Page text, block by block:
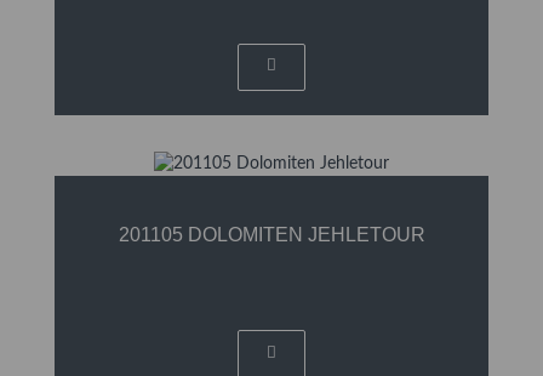
201105 DOLOMITEN JEHLETOUR